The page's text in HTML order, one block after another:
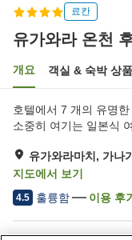
료칸
유가와라 온천
개요 객실 & 숙박 상품
호텔에서 7 개의 유명
소중히 여기는 일본식
유가와라마치, 가나
지도에서 보기
4.5 훌륭함 이용 후